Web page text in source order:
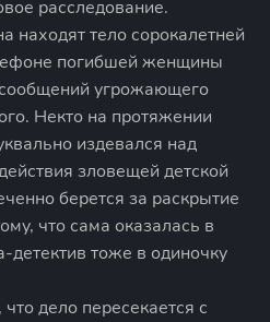
расследование.
находят тело сорокалетней
погибшей женщины
угрожающего
Некто на протяжении
издевался над
зловещей детской
берется за раскрытие
что сама оказалась в
тоже в одиночку
дело пересекается с